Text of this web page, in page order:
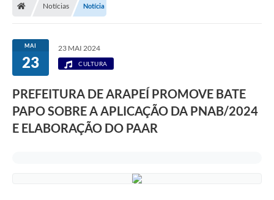
Legislação
Turismo
Editais
Planos
Notícias Notícia
MAI
23
23 MAI 2024
CULTURA
PREFEITURA DE ARAPEÍ PROMOVE BATE
PAPO SOBRE A APLICAÇÃO DA PNAB/2024
E ELABORAÇÃO DO PAAR